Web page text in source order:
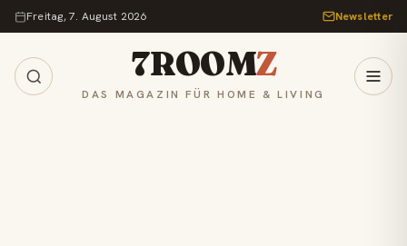
Zum Inhalt springen
Freitag, 7. August 2026 Newsletter
7ROOMZ
DAS MAGAZIN FÜR HOME & LIVING